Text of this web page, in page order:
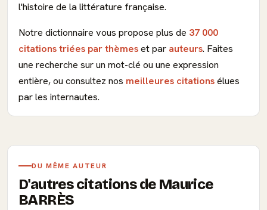
l'histoire de la littérature française.
Notre dictionnaire vous propose plus de 37 000
citations triées par thèmeset par auteurs. Faites
une recherche sur un mot-clé ou une expression
entière, ou consultez nos meilleures citationsélues
par les internautes.
DU MÊME AUTEUR
D'autres citations de Maurice
BARRÈS